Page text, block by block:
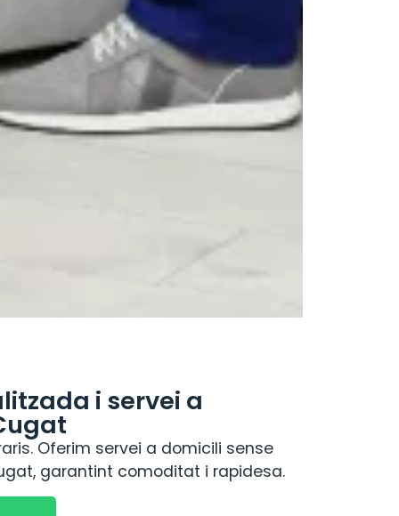
i servei a
Oferim servei a domicili sense
garantint comoditat i rapidesa.